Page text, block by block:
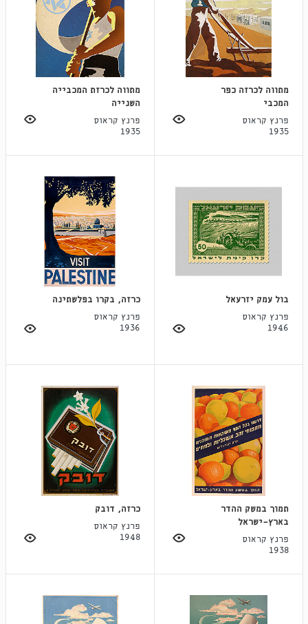
מתווה לכרזה כפר
המכבי
פרנץ קראוס
1935
מתווה לכרזת המכבייה
השנייה
פרנץ קראוס
1935
בול עמק יזרעאל
פרנץ קראוס
1946
כרזה, בקרו בפלשתינה
פרנץ קראוס
1936
תמוך במשק ההדר
בארץ־ישראל
פרנץ קראוס
1938
כרזה, דובק
פרנץ קראוס
1948